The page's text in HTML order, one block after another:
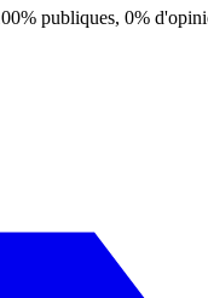
publiques, 0%